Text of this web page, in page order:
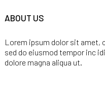
ABOUT US
Lorem ipsum dolor sit amet,
sed do eiusmod tempor inc
dolore magna aliqua ut.